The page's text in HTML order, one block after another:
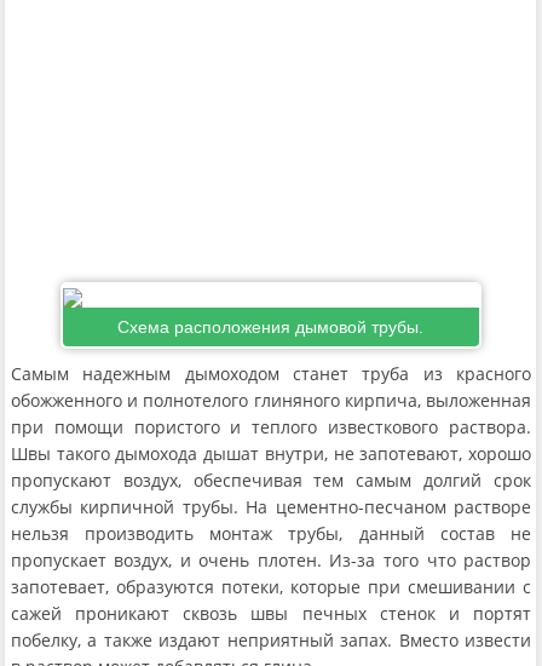
Схема расположения дымовой трубы.
Самым надежным дымоходом станет труба из красного
обожженного и полнотелого глиняного кирпича, выложенная
при помощи пористого и теплого известкового раствора.
Швы такого дымохода дышат внутри, не запотевают, хорошо
пропускают воздух, обеспечивая тем самым долгий срок
службы кирпичной трубы. На цементно-песчаном растворе
нельзя производить монтаж трубы, данный состав не
пропускает воздух, и очень плотен. Из-за того что раствор
запотевает, образуются потеки, которые при смешивании с
сажей проникают сквозь швы печных стенок и портят
побелку, а также издают неприятный запах. Вместо извести